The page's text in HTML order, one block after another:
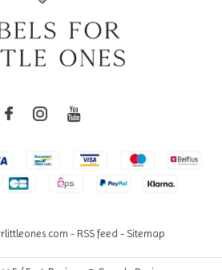
- RSS feed - Sitemap